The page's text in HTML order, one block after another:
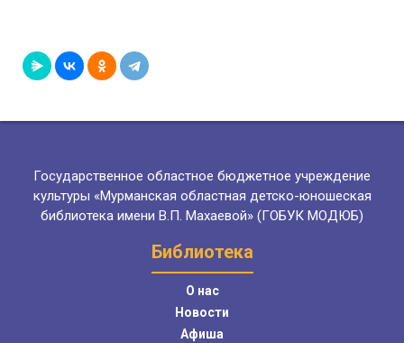
Государственное областное бюджетное учреждение
культуры «Мурманская областная детско-юношеская
библиотека имени В.П. Махаевой» (ГОБУК МОДЮБ)
Библиотека
О нас
Новости
Афиша